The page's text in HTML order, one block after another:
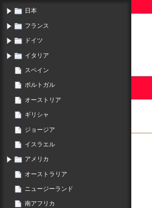
日本
フランス
ドイツ
イタリア
スペイン
ポルトガル
オーストリア
ギリシャ
ジョージア
イスラエル
アメリカ
オーストラリア
ニュージーランド
南アフリカ